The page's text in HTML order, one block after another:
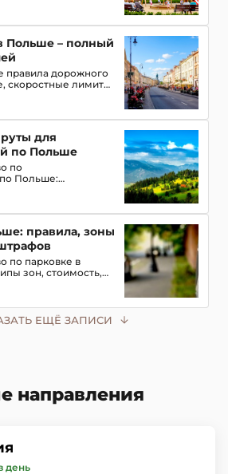
приложения
семьей
– полный
правила дорожного
скоростные лимиты,
в
штрафов для
для
по Польше
по
Польше:
замки, горы и
правила, зоны
по парковке в
зон, стоимость,
штраф в 2026
ЕЩЁ ЗАПИСИ
направления
день